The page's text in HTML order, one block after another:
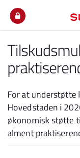
For at
Hovedstaden i
økonomisk støtte
alment